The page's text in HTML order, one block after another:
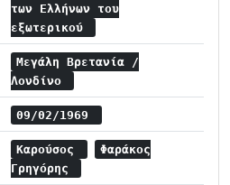
των Ελλήνων του
εξωτερικού
Μεγάλη Βρετανία /
Λονδίνο
09/02/1969
Καρούσος
Φαράκος
Γρηγόρης